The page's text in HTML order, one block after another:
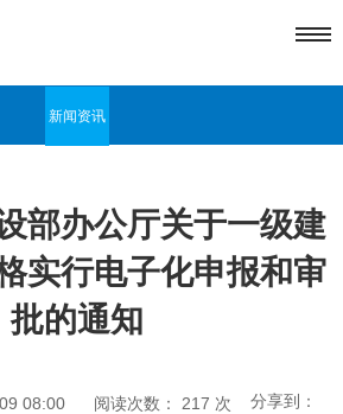
新闻资讯
部办公厅关于一级建
实行电子化申报和审
批的通知
08:00 阅读次数： 217 次 分享到：